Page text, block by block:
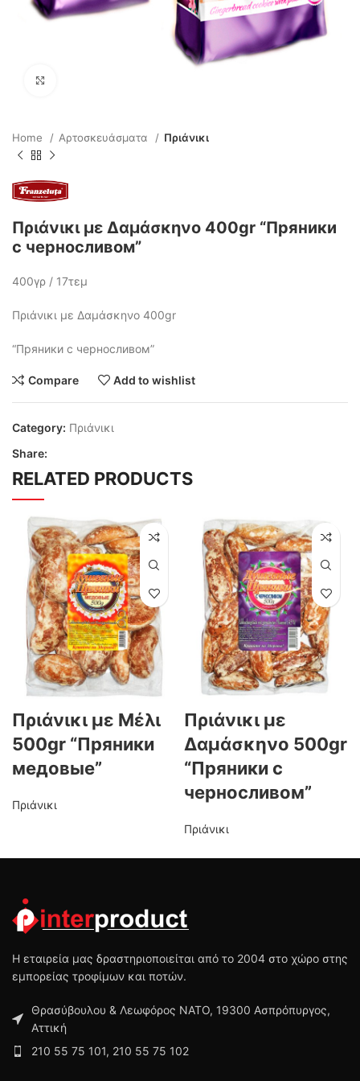
Home Αρτοσκευάσματα Πριάνικι
Πριάνικι με Δαμάσκηνο 400gr “Пряники
с черносливом”
400γρ / 17τεμ
Πριάνικι με Δαμάσκηνο 400gr
“Пряники с черносливом”
Compare Add to wishlist
Category: Πριάνικι
Share:
RELATED PRODUCTS
Πριάνικι με Μέλι
500gr “Пряники
медовые”
Πριάνικι
Πριάνικι με
Δαμάσκηνο 500gr
“Пряники с
черносливом”
Πριάνικι
Η εταιρεία μας δραστηριοποιείται από το 2004 στο χώρο στης
εμπορείας τροφίμων και ποτών.
Θρασύβουλου & Λεωφόρος ΝΑΤΟ, 19300 Ασπρόπυργος,
Αττική
210 55 75 101, 210 55 75 102